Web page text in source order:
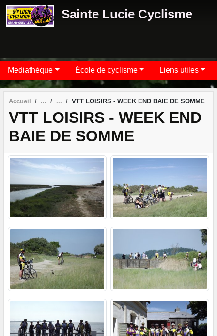
Sainte Lucie Cyclisme
Mediathèque École de cyclisme Liens utiles
Accueil VTT LOISIRS - WEEK END BAIE DE SOMME
VTT LOISIRS - WEEK END
BAIE DE SOMME
Panneau de gestion des cookies